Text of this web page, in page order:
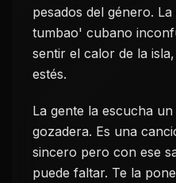
pesados del género.
tumbao' cubano
sentir el calor de la
estés.
La gente la escucha
gozadera. Es una
sincero pero con ese
puede faltar. Te la